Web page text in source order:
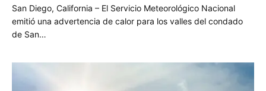
San Diego, California – El Servicio Meteorológico Nacional
emitió una advertencia de calor para los valles del condado
de San…